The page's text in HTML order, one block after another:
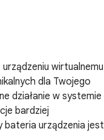
wirtualnemu
dla Twojego
działanie w systemie
bardziej
bateria urządzenia jest